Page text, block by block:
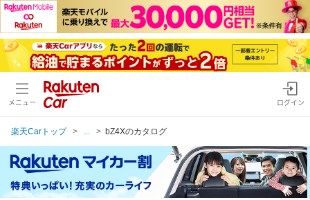
メニュー ログイン
楽天Carトップ bZ4Xのカタログ